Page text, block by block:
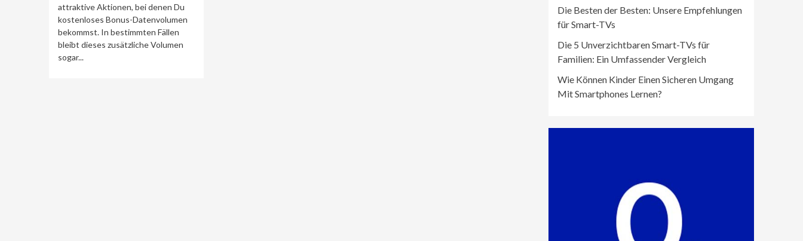
attraktive Aktionen, bei denen Du
kostenloses Bonus-Datenvolumen
bekommst. In bestimmten Fällen
bleibt dieses zusätzliche Volumen
sogar...
Die Besten der Besten: Unsere Empfehlungen
für Smart-TVs
Die 5 Unverzichtbaren Smart-TVs für
Familien: Ein Umfassender Vergleich
Wie Können Kinder Einen Sicheren Umgang
Mit Smartphones Lernen?